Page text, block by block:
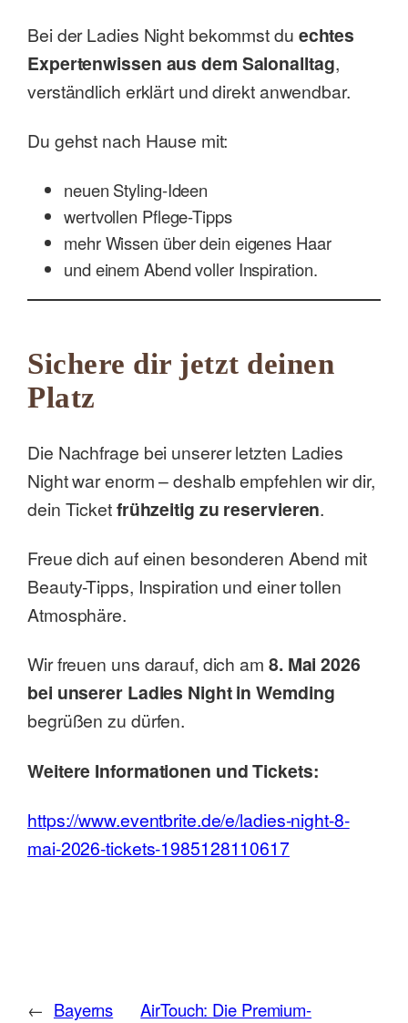
Bei der Ladies Night bekommst du echtes
Expertenwissen aus dem Salonalltag,
verständlich erklärt und direkt anwendbar.
Du gehst nach Hause mit:
neuen Styling-Ideen
wertvollen Pflege-Tipps
mehr Wissen über dein eigenes Haar
und einem Abend voller Inspiration.
Sichere dir jetzt deinen
Platz
Die Nachfrage bei unserer letzten Ladies
Night war enorm – deshalb empfehlen wir dir,
dein Ticketfrühzeitig zu reservieren.
Freue dich auf einen besonderen Abend mit
Beauty-Tipps, Inspiration und einer tollen
Atmosphäre.
Wir freuen uns darauf, dich am 8. Mai 2026
bei unserer Ladies Night in Wemding
begrüßen zu dürfen.
Weitere Informationen und Tickets:
https://www.eventbrite.de/e/ladies-night-8-
mai-2026-tickets-1985128110617
← Bayerns
AirTouch: Die Premium-